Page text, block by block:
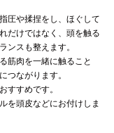
圧や揉捏をし、ほぐして
だけではなく、頭を触る
ンスも整えます。
筋肉を一緒に触ること
つながります。
すすめです。
を頭皮などにお付けしま